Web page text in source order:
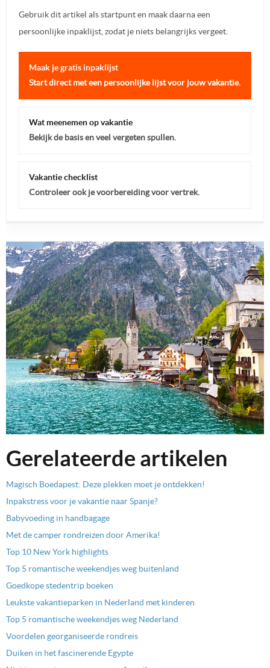
Gebruik dit artikel als startpunt en maak daarna een
persoonlijke inpaklijst, zodat je niets belangrijks vergeet.
Maak je gratis inpaklijst
Start direct met een persoonlijke lijst voor jouw vakantie.
Wat meenemen op vakantie
Bekijk de basis en veel vergeten spullen.
Vakantie checklist
Controleer ook je voorbereiding voor vertrek.
Gerelateerde artikelen
Magisch Boedapest: Deze plekken moet je ontdekken!
Inpakstress voor je vakantie naar Spanje?
Babyvoeding in handbagage
Met de camper rondreizen door Amerika!
Top 10 New York highlights
Top 5 romantische weekendjes weg buitenland
Goedkope stedentrip boeken
Leukste vakantieparken in Nederland met kinderen
Top 5 romantische weekendjes weg Nederland
Voordelen georganiseerde rondreis
Duiken in het fascinerende Egypte